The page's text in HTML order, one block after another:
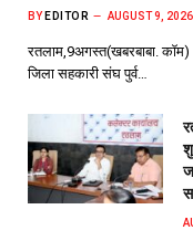
BY EDITOR AUGUST 9, 2026
रतलाम,9अगस्त(खबरबाबा.
जिला सहकारी संघ पुर्व…